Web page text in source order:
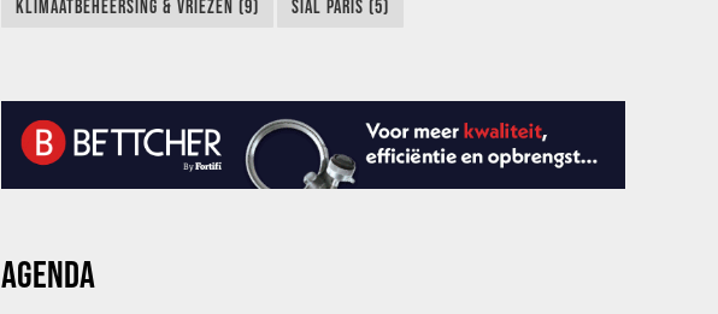
KLIMAATBEHEERSING & VRIEZEN (9) SIAL PARIS (5)
AGENDA